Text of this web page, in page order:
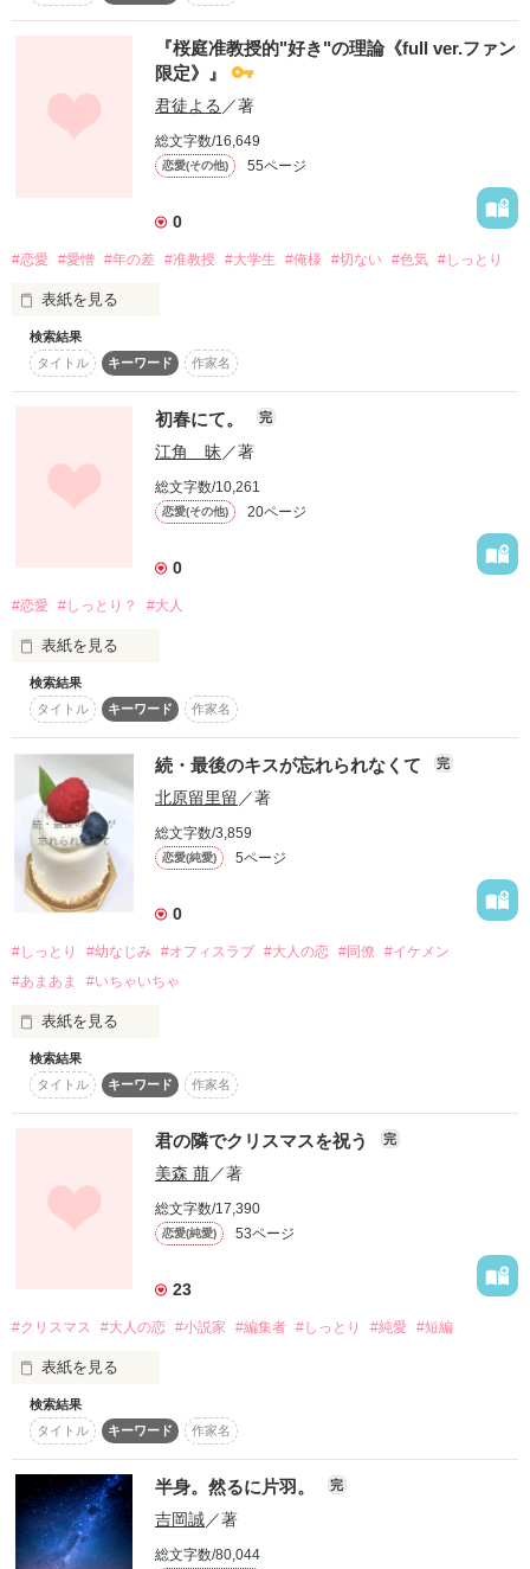
そんな切ない片思いから突如開かれたウェディングロード
信じれない展開の数々
…目の前にある笑顔は、嘘ですか
それとも現実ですか？
このまま永遠に眠っていたい
それは、叶いますか
ﾟ･*:.｡. .｡.:*･゜ﾟ･*:.｡. .｡.:*･゜ﾟﾟ･*:.｡. .｡.:*･゜ﾟ･*:.｡. .｡.:*･゜ﾟ
執筆開始＊26,1月8日〜
＊6月10日 書籍発売に伴いまして、5月10月より19ページまで
ありがとうございます
m(_ _)m
作品を読む
絵に書いたような爽やかなハンサム男
肩書きも年も彼女の方が上な２人のお話です
『お見合い結婚時々妄想』のスピンオフです
♢
さぷりん88様
嬉しいレビューをありがとうございました
♢
他サイトで『沙良真依子』名義で掲載していた作品を修正しな
がら公開しています
『桜庭准教授的"好き"の理論《full ver.ファン
限定》』
君徒よる ／著
総文字数/16,649
恋愛(その他) 55ページ
0
#恋愛 #愛憎 #年の差 #准教授 #大学生 #俺様 #切ない #色気 #しっとり
表紙を見る
「——酷い人、」
そこに愛なんて無い癖に、
惚れた弱味に漬け込んで、
私の耳元で囁き続ける嘘つきな男。
まるで悪魔の囁きの様。
そんな男に振り回される愚かな私は、
——何て馬鹿げているんだろう。
◇◆◇◆◇◆◇◆◇◆◇
彼 の 口 か ら 放 た れ る 、
「 好 き 」と い う 名 の 鋭 利 な ナ イ フ が 、
今 日 も 私 に 深 く 突 き 刺 さ る 。
検索結果
タイトル
キーワード 作家名
初春にて。 完
江角 昧／著
総文字数/10,261
恋愛(その他) 20ページ
0
#恋愛 #しっとり？ #大人
表紙を見る
ポストに投函された年賀状に紛れていたものは、
新春には不似合いな『離婚式』の招待状でした。
※この作品は、若干の官能表現を含んでおります。
作品を読む
検索結果
タイトル
キーワード 作家名
続・最後のキスが忘れられなくて 完
北原留里留 ／著
総文字数/3,859
恋愛(純愛) 5ページ
0
#しっとり #幼なじみ #オフィスラブ #大人の恋 #同僚 #イケメン
#あまあま
#いちゃいちゃ
表紙を見る
「待てない」と言いながら
甘くて濃くて優しくて
しっとりとキスする周一を置いて
カナダへ旅立った良菜は
さらにハチャメチャな要求で
この幼なじみであり
今は元恋人である彼を振り回すのであった
作品を読む
検索結果
タイトル
キーワード 作家名
君の隣でクリスマスを祝う 完
美森 萠／著
総文字数/17,390
恋愛(純愛) 53ページ
23
#クリスマス #大人の恋 #小説家 #編集者 #しっとり #純愛 #短編
表紙を見る
愛しい君を手に入れるため　僕は君に　とっておきの魔法をか
ける
『11月の魔法～Sweet November～』
季節は巡り、そして二人は永遠になる
検索結果
タイトル
キーワード 作家名
半身。然るに片羽。 完
吉岡誠／著
総文字数/80,044